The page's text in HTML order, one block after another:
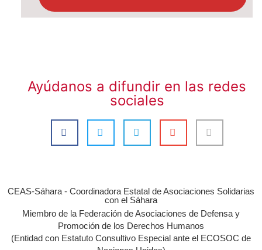
Ayúdanos a difundir en las redes
sociales
CEAS-Sáhara - Coordinadora Estatal de Asociaciones Solidarias
con el Sáhara
Miembro de la Federación de Asociaciones de Defensa y
Promoción de los Derechos Humanos
(Entidad con Estatuto Consultivo Especial ante el ECOSOC de